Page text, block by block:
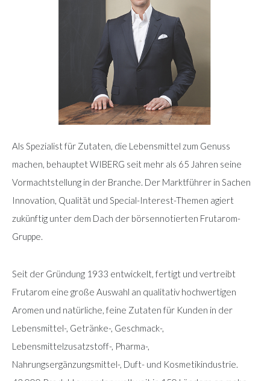
Als Spezialist für Zutaten, die Lebensmittel zum Genuss
machen, behauptet WIBERG seit mehr als 65 Jahren seine
Vormachtstellung in der Branche. Der Marktführer in Sachen
Innovation, Qualität und Special-Interest-Themen agiert
zukünftig unter dem Dach der börsennotierten Frutarom-
Gruppe.
Seit der Gründung 1933 entwickelt, fertigt und vertreibt
Frutarom eine große Auswahl an qualitativ hochwertigen
Aromen und natürliche, feine Zutaten für Kunden in der
Lebensmittel-, Getränke-, Geschmack-,
Lebensmittelzusatzstoff-, Pharma-,
Nahrungsergänzungsmittel-, Duft- und Kosmetikindustrie.